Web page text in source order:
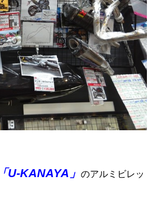
「U-KANAYA」 のアルミビレッ